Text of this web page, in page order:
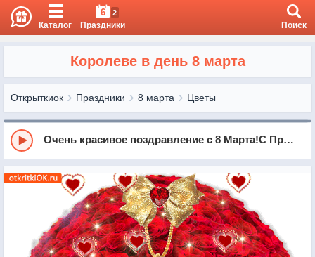
Каталог
6 2
Праздники Поиск
Королеве в день 8 марта
Открыткиок Праздники 8 марта Цветы
Очень красивое поздравление с 8 Марта!С Праздником!